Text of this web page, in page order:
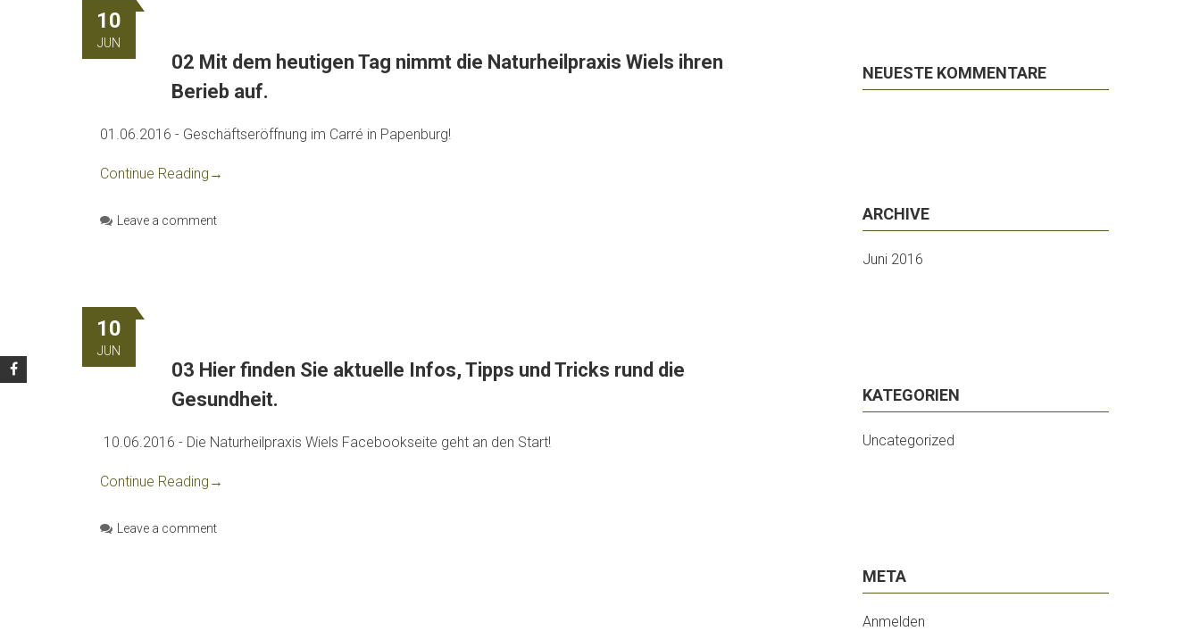
10
JUN
02 Mit dem heutigen Tag nimmt die Naturheilpraxis Wiels ihren
Berieb auf.
01.06.2016 - Geschäftseröffnung im Carré in Papenburg!
Continue Reading →
Leave a comment
10
JUN
03 Hier finden Sie aktuelle Infos, Tipps und Tricks rund die
Gesundheit.
10.06.2016 - Die Naturheilpraxis Wiels Facebookseite geht an den Start!
Continue Reading →
Leave a comment
NEUESTE KOMMENTARE
ARCHIVE
Juni 2016
KATEGORIEN
Uncategorized
META
Anmelden